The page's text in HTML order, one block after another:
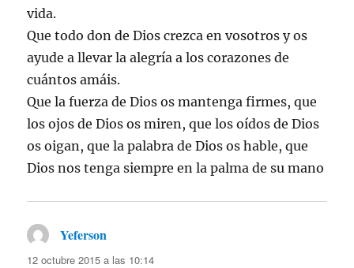
vida.
Que todo don de Dios crezca en vosotros y os
ayude a llevar la alegría a los corazones de
cuántos amáis.
Que la fuerza de Dios os mantenga firmes, que
los ojos de Dios os miren, que los oídos de Dios
os oigan, que la palabra de Dios os hable, que
Dios nos tenga siempre en la palma de su mano
Yeferson
12 octubre 2015 a las 10:14